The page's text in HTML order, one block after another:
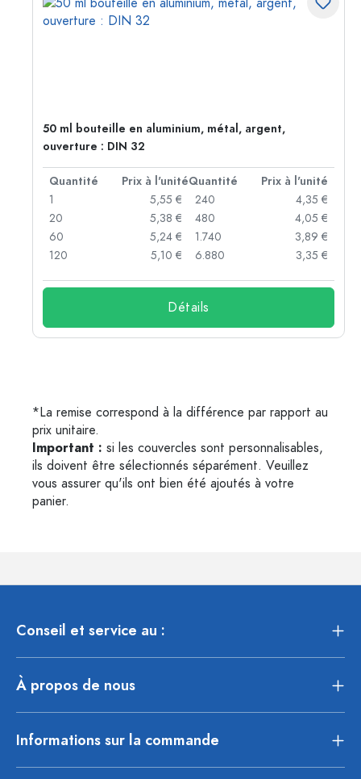
50 ml bouteille en aluminium, métal, argent,
ouverture : DIN 32
Quantité Prix à l'unitéQuantité
Prix à l'unité
1
5,55 €
20
5,38 €
60
5,24 €
120
5,10 €
240
4,35 €
480
4,05 €
1.740
3,89 €
6.880
3,35 €
Détails
*La remise correspond à la différence par rapport au
prix unitaire.
Important : si les couvercles sont personnalisables,
ils doivent être sélectionnés séparément. Veuillez
vous assurer qu'ils ont bien été ajoutés à votre
panier.
Conseil et service au :
À propos de nous
Informations sur la commande